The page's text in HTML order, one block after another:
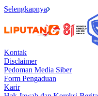
Selengkapnya
Kontak
Disclaimer
Pedoman Media Siber
Form Pengaduan
Karir